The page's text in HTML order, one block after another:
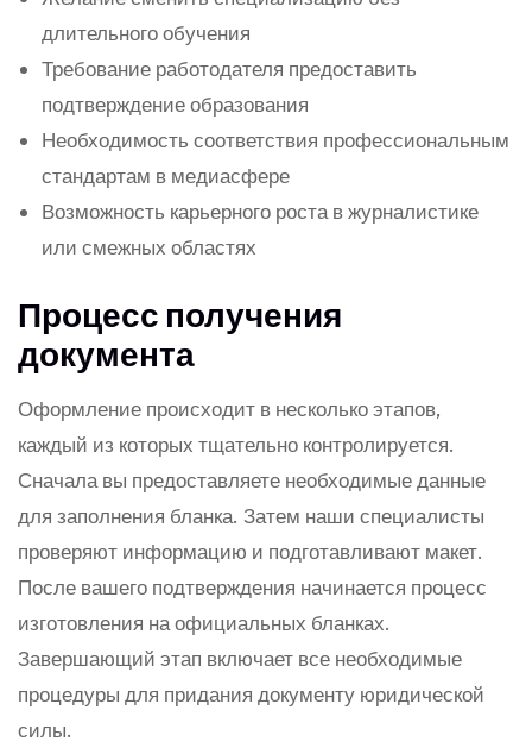
длительного обучения
Требование работодателя предоставить
подтверждение образования
Необходимость соответствия профессиональным
стандартам в медиасфере
Возможность карьерного роста в журналистике
или смежных областях
Процесс получения
документа
Оформление происходит в несколько этапов,
каждый из которых тщательно контролируется.
Сначала вы предоставляете необходимые данные
для заполнения бланка. Затем наши специалисты
проверяют информацию и подготавливают макет.
После вашего подтверждения начинается процесс
изготовления на официальных бланках.
Завершающий этап включает все необходимые
процедуры для придания документу юридической
силы.